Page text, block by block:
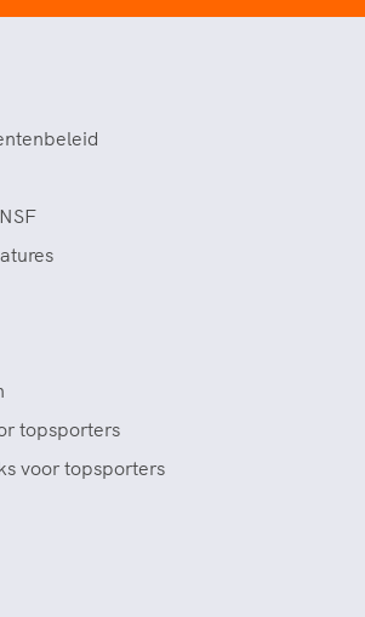
topsporters
voor topsporters